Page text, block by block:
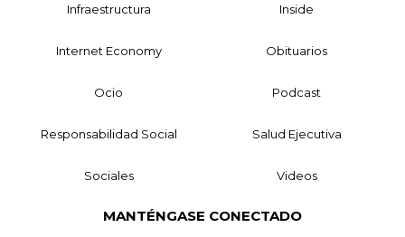
Infraestructura Inside
Internet Economy Obituarios
Ocio Podcast
Responsabilidad Social Salud Ejecutiva
Sociales Videos
MANTÉNGASE CONECTADO